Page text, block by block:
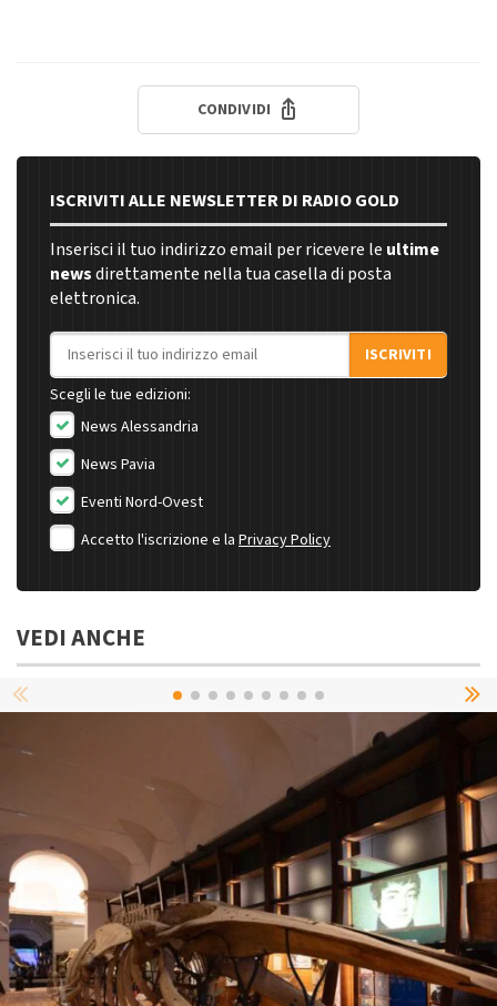
CONDIVIDI
ISCRIVITI ALLE NEWSLETTER DI RADIO GOLD
Inserisci il tuo indirizzo email per ricevere le ultime
newsdirettamente nella tua casella di posta
elettronica.
Indirizzo email
ISCRIVITI
Scegli le tue edizioni:
News Alessandria
News Pavia
Eventi Nord-Ovest
Accetto l'iscrizione e la Privacy Policy
VEDI ANCHE